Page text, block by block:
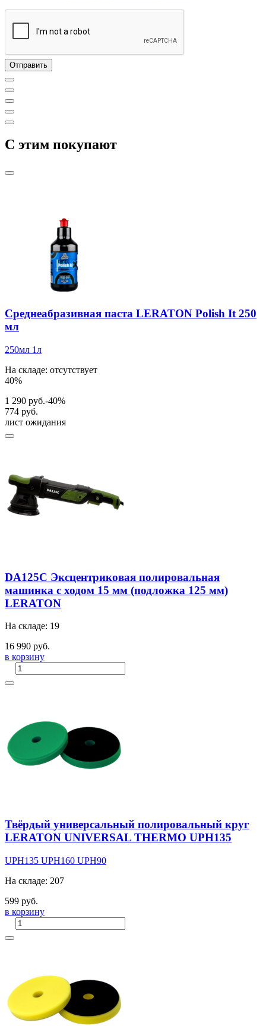
C этим покупают
Среднеабразивная паста LERATON Polish It 250
мл
250мл 1л
На складе: отсутствует
40%
1 290 руб.-40%
774 руб.
лист ожидания
DA125C Эксцентриковая полировальная
машинка с ходом 15 мм (подложка 125 мм)
LERATON
На складе: 19
16 990 руб.
в корзину
Твёрдый универсальный полировальный круг
LERATON UNIVERSAL THERMO UPH135
UPH135 UPH160 UPH90
На складе: 207
599 руб.
в корзину